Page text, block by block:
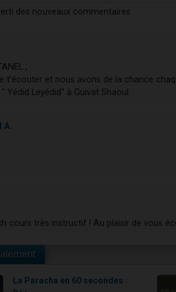
des nouveaux commentaires
,
t'écouter et nous avons de la chance
Yédid Leyédid'' à Guivat Shaoul.
A.
cours très instructif ! Au plaisir de vous
La Paracha en 60 secondes :